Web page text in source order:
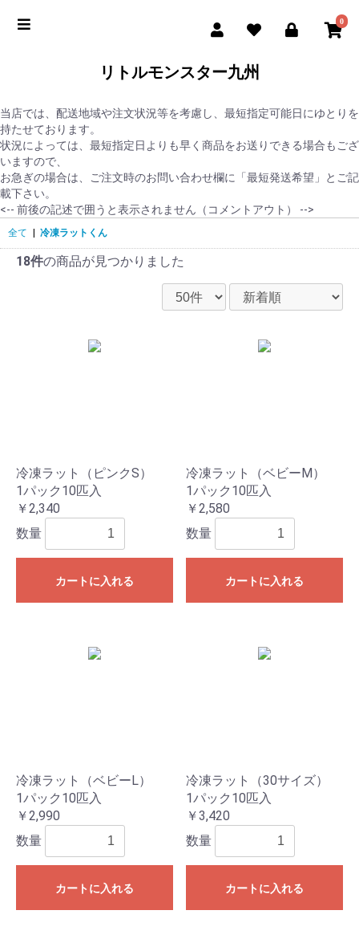
0
リトルモンスター九州
当店では、配送地域や注文状況等を考慮し、最短指定可能日にゆとりを
持たせております。
状況によっては、最短指定日よりも早く商品をお送りできる場合もござ
いますので、
お急ぎの場合は、ご注文時のお問い合わせ欄に「最短発送希望」とご記
載下さい。️
<-- 前後の記述で囲うと表示されません（コメントアウト） -->
全て 冷凍ラットくん
18件の商品が見つかりました
冷凍ラット（ピンクS）
1パック10匹入
￥2,340
数量
カートに入れる
冷凍ラット（ベビーM）
1パック10匹入
￥2,580
数量
カートに入れる
冷凍ラット（ベビーL）
1パック10匹入
￥2,990
数量
カートに入れる
冷凍ラット（30サイズ）
1パック10匹入
￥3,420
数量
カートに入れる